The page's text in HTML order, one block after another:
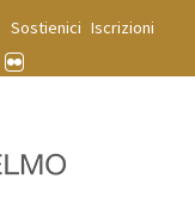
Sostienici Iscrizioni